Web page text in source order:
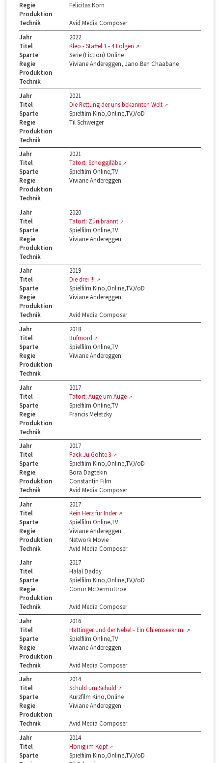
Regie
Felicitas Korn
Produktion
Technik
Avid Media Composer
Jahr
2022
Titel
Kleo - Staffel 1 - 4 Folgen
Sparte
Serie (Fiction) Online
Regie
Viviane Andereggen, Jano Ben Chaabane
Produktion
Technik
Jahr
2021
Titel
Die Rettung der uns bekannten Welt
Sparte
Spielfilm Kino,Online,TV,VoD
Regie
Til Schweiger
Produktion
Technik
Jahr
2021
Titel
Tatort: Schoggiläbe
Sparte
Spielfilm Online,TV
Regie
Viviane Andereggen
Produktion
Technik
Jahr
2020
Titel
Tatort: Züri brännt
Sparte
Spielfilm Online,TV
Regie
Viviane Andereggen
Produktion
Technik
Jahr
2019
Titel
Die drei !!!
Sparte
Spielfilm Kino,Online,TV,VoD
Regie
Viviane Andereggen
Produktion
Technik
Avid Media Composer
Jahr
2018
Titel
Rufmord
Sparte
Spielfilm Online,TV
Regie
Viviane Andereggen
Produktion
Technik
Jahr
2017
Titel
Tatort: Auge um Auge
Sparte
Spielfilm Online,TV
Regie
Francis Meletzky
Produktion
Technik
Jahr
2017
Titel
Fack Ju Göhte 3
Sparte
Spielfilm Kino,Online,TV,VoD
Regie
Bora Dagtekin
Produktion
Constantin Film
Technik
Avid Media Composer
Jahr
2017
Titel
Kein Herz für Inder
Sparte
Spielfilm Online,TV
Regie
Viviane Andereggen
Produktion
Network Movie
Technik
Avid Media Composer
Jahr
2017
Titel
Halal Daddy
Sparte
Spielfilm Kino,Online,TV,VoD
Regie
Conor McDermottroe
Produktion
Technik
Avid Media Composer
Jahr
2016
Titel
Hattinger und der Nebel - Ein Chiemseekrimi
Sparte
Spielfilm Online,TV
Regie
Viviane Andereggen
Produktion
Technik
Avid Media Composer
Jahr
2014
Titel
Schuld um Schuld
Sparte
Kurzfilm Kino,Online
Regie
Viviane Andereggen
Produktion
Technik
Avid Media Composer
Jahr
2014
Titel
Honig im Kopf
Sparte
Spielfilm Kino,Online,TV,VoD